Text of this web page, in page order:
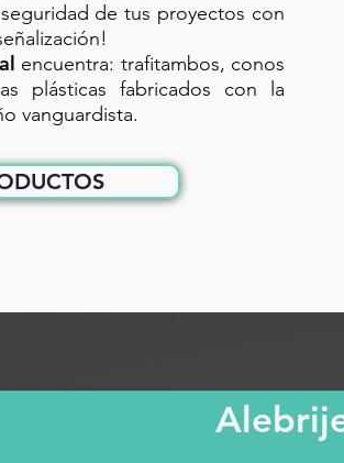
de tus proyectos con
encuentra: trafitambos, conos
plásticas fabricados con la
vanguardista.